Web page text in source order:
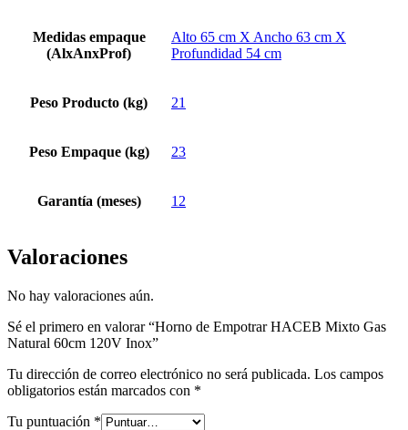
Medidas empaque
(AlxAnxProf)
Alto 65 cm X Ancho 63 cm X
Profundidad 54 cm
Peso Producto (kg) 21
Peso Empaque (kg) 23
Garantía (meses) 12
Valoraciones
No hay valoraciones aún.
Sé el primero en valorar “Horno de Empotrar HACEB Mixto Gas
Natural 60cm 120V Inox”
Tu dirección de correo electrónico no será publicada. Los campos
obligatorios están marcados con *
Tu puntuación *